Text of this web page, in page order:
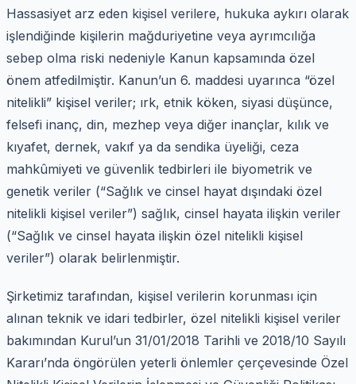
Hassasiyet arz eden kişisel verilere, hukuka aykırı olarak
işlendiğinde kişilerin mağduriyetine veya ayrımcılığa
sebep olma riski nedeniyle Kanun kapsamında özel
önem atfedilmiştir. Kanun’un 6. maddesi uyarınca “özel
nitelikli” kişisel veriler; ırk, etnik köken, siyasi düşünce,
felsefi inanç, din, mezhep veya diğer inançlar, kılık ve
kıyafet, dernek, vakıf ya da sendika üyeliği, ceza
mahkûmiyeti ve güvenlik tedbirleri ile biyometrik ve
genetik veriler (“Sağlık ve cinsel hayat dışındaki özel
nitelikli kişisel veriler”) sağlık, cinsel hayata ilişkin veriler
(“Sağlık ve cinsel hayata ilişkin özel nitelikli kişisel
veriler”) olarak belirlenmiştir.
Şirketimiz tarafından, kişisel verilerin korunması için
alınan teknik ve idari tedbirler, özel nitelikli kişisel veriler
bakımından Kurul’un 31/01/2018 Tarihli ve 2018/10 Sayılı
Kararı’nda öngörülen yeterli önlemler çerçevesinde Özel